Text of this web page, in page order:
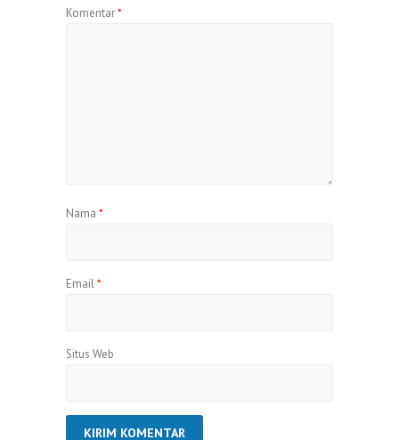
Komentar*
Nama *
Email*
Situs Web